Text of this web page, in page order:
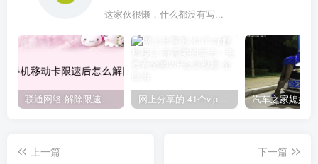
这家伙很懒，什么都没有写...
联通网络 解除限速方法参考！畅享、畅玩、老白干等及其它地区自测了 网上分享的 41个vip解析接口 有需要的拿去~ 免费看全网VIP会员视频
上一篇
下一篇